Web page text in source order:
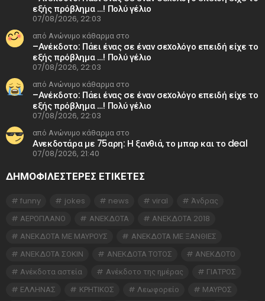
εξής πρόβλημα …! Πολύ γέλιο
07/08/2026, 22:03
από Ανώνυμο κάθαρμα στο
–Ανέκδοτο: Πάει ένας σε έναν σεxολόγο επειδή είχε το
εξής πρόβλημα …! Πολύ γέλιο
07/08/2026, 22:03
από Ανώνυμο κάθαρμα στο
–Ανέκδοτο: Πάει ένας σε έναν σεxολόγο επειδή είχε το
εξής πρόβλημα …! Πολύ γέλιο
07/08/2026, 22:03
από Ανώνυμο κάθαρμα στο
Ανεκδοτάρα με 75αρη: Η ξανθιά, το μπαρ και το deal
07/08/2026, 21:40
ΔΗΜΟΦΙΛΕΣΤΕΡΕΣ ΕΤΙΚΈΤΕΣ
funny jokes news viral
Άνδρας
ΑΕΡΟΠΛΑΝΟ
ΑΝΕΚΔΟΤΑ
ΑΝΕΚΔΟΤΑ 2018
ΑΝΕΚΔΟΤΑ ΜΕ ΜΑΥΡΟΥΣ
ΑΝΕΚΔΟΤΑ ΜΕ ΞΑΝΘΙΕΣ
ΑΝΕΚΔΟΤΑ ΣΟΚΙΝ
ΑΝΕΚΔΟΤΑ ΤΟΤΟΣ
ΑΝΕΚΔΟΤΟ
Ανέκδοτα αστεία
Ανέκδοτο της ημέρας
ΓΙΑΤΡΟΣ
ΕΛΛΗΝΑΣ
ΚΡΗΤΙΚΟΣ Λεωφορείο
ΜΑΥΡΟΣ